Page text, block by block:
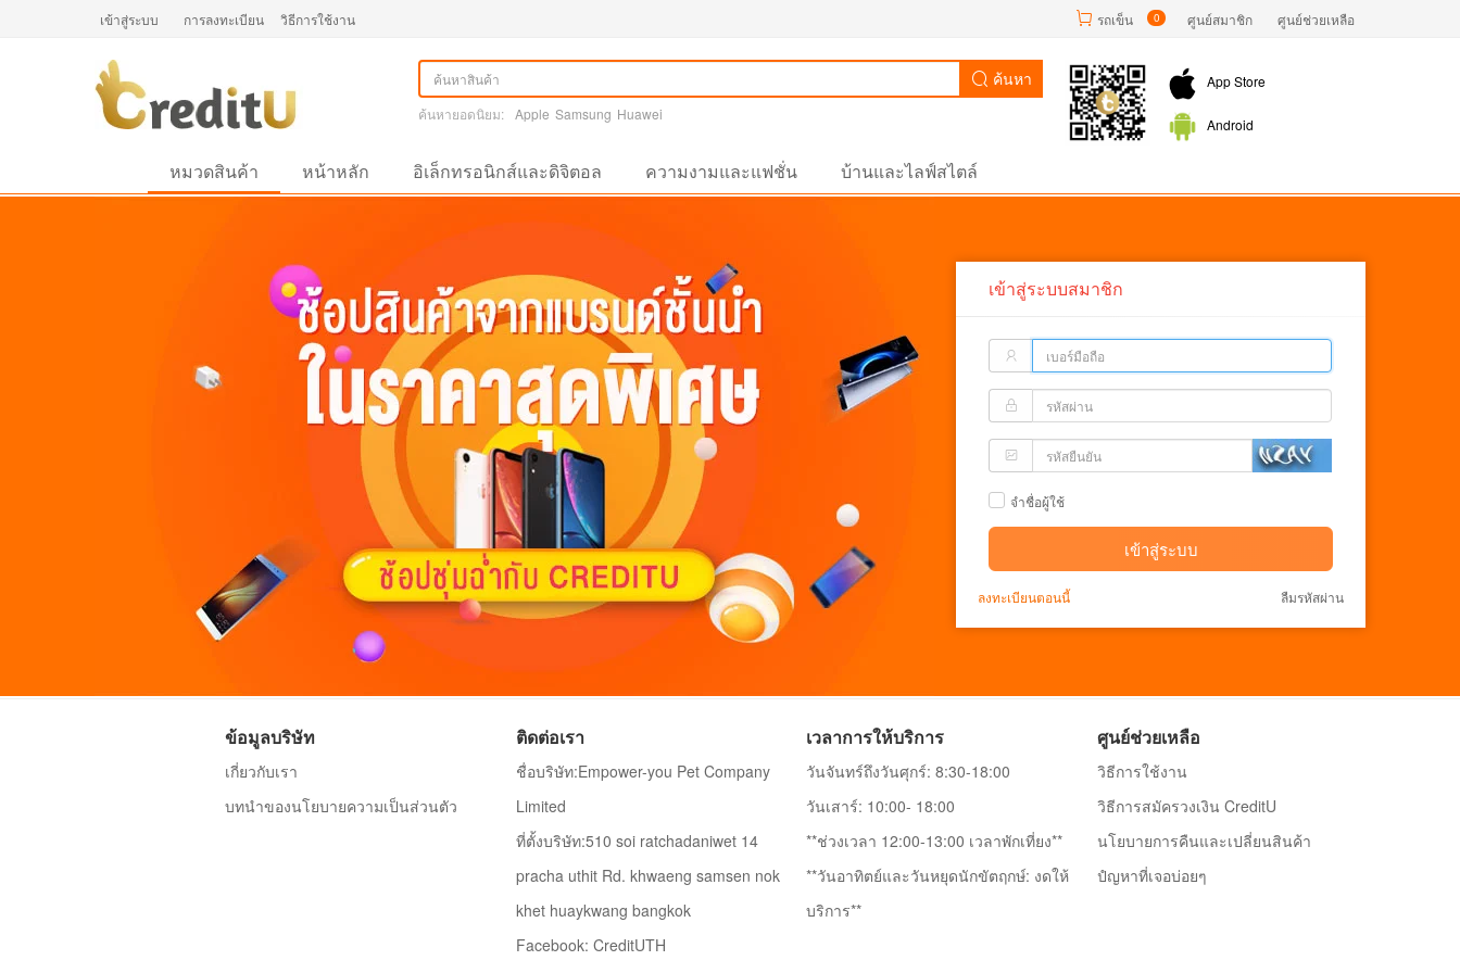
เข้าสู่ระบบ การลงทะเบียน วิธีการใช้งาน รถเข็น 0 ศูนย์สมาชิก ศูนย์ช่วยเหลือ
ค้นหา
ค้นหายอดนิยม: Apple Samsung Huawei
App Store
Android
หมวดสินค้า หน้าหลัก อิเล็กทรอนิกส์และดิจิตอล ความงามและแฟชั่น บ้านและไลฟ์สไตล์
เข้าสู่ระบบสมาชิก
จำชื่อผู้ใช้
เข้าสู่ระบบ
ลงทะเบียนตอนนี้ ลืมรหัสผ่าน
ข้อมูลบริษัท
เกี่ยวกับเรา
บทนำของนโยบายความเป็นส่วนตัว
ติดต่อเรา
ชื่อบริษัท:Empower-you Pet Company
Limited
ที่ตั้งบริษัท:510 soi ratchadaniwet 14
pracha uthit Rd. khwaeng samsen nok
khet huaykwang bangkok
Facebook: CreditUTH
เวลาการให้บริการ
วันจันทร์ถึงวันศุกร์: 8:30-18:00
วันเสาร์: 10:00- 18:00
**ช่วงเวลา 12:00-13:00 เวลาพักเที่ยง**
**วันอาทิตย์และวันหยุดนักขัตฤกษ์: งดให้
บริการ**
ศูนย์ช่วยเหลือ
วิธีการใช้งาน
วิธีการสมัครวงเงิน CreditU
นโยบายการคืนและเปลี่ยนสินค้า
ปํญหาที่เจอบ่อยๆ